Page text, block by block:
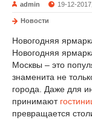
admin 19-12-
Новости
Новогодняя
Новогодняя
Москвы – это
знаменита не
города. Даже для
принимают
превращается